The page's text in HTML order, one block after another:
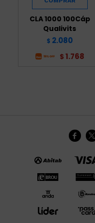
CLA 1000 100Cáp
Qualivits
$ 2.080
$ 1.768
 